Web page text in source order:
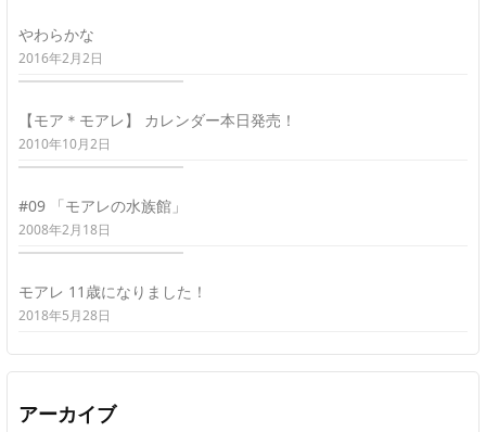
やわらかな
2016年2月2日
【モア＊モアレ】 カレンダー本日発売！
2010年10月2日
#09 「モアレの水族館」
2008年2月18日
モアレ 11歳になりました！
2018年5月28日
アーカイブ